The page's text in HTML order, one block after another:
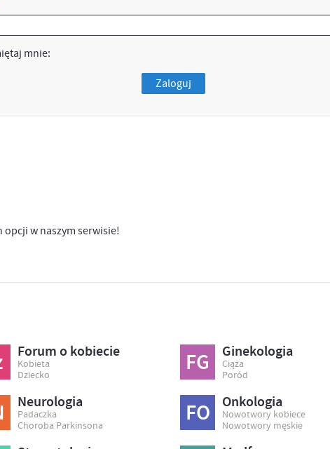
mnie:
Zaloguj
w naszym serwisie!
Forum o kobiecie
Kobieta
Dziecko
FG Ginekologia
Ciąża
Poród
Neurologia
Padaczka
Choroba Parkinsona
FO Onkologia
Nowotwory kobiece
Nowotwory męskie